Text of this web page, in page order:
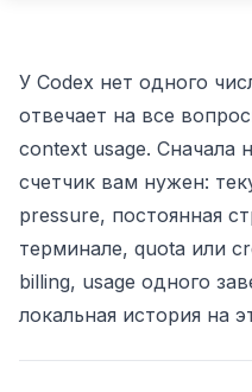
У Codex нет одного
отвечает на все
context usage. Сначала
счетчик вам нужен:
pressure, постоянная
терминале, quota или
billing, usage одного
локальная история на